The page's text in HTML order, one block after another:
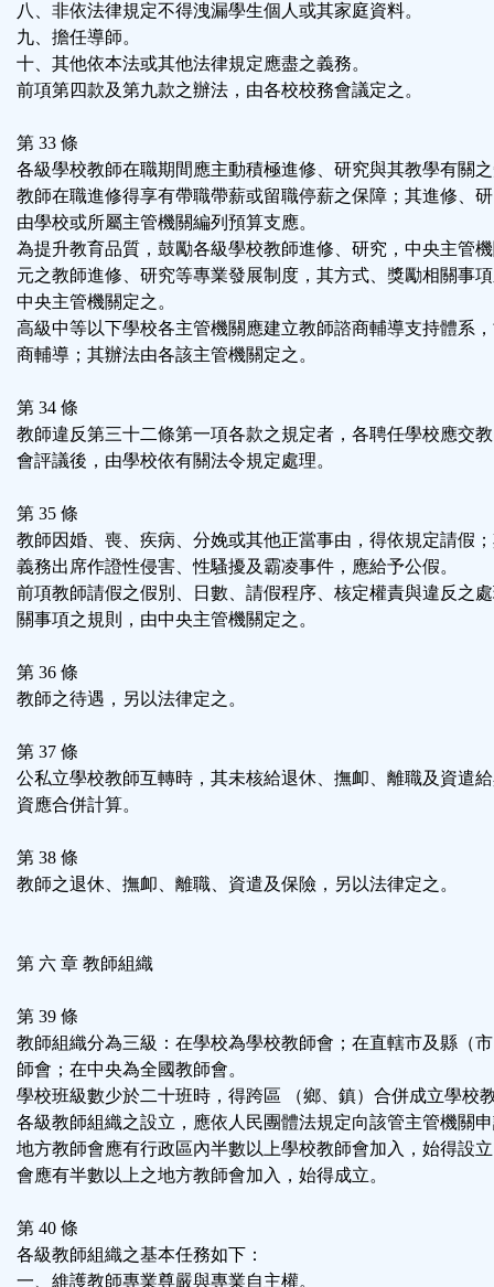
八、非依法律規定不得洩漏學生個人或其家庭資料。
九、擔任導師。
十、其他依本法或其他法律規定應盡之義務。
前項第四款及第九款之辦法，由各校校務會議定之。
第 33 條
各級學校教師在職期間應主動積極進修、研究與其教學有關
教師在職進修得享有帶職帶薪或留職停薪之保障；其進修、
由學校或所屬主管機關編列預算支應。
為提升教育品質，鼓勵各級學校教師進修、研究，中央主管
元之教師進修、研究等專業發展制度，其方式、獎勵相關事
中央主管機關定之。
高級中等以下學校各主管機關應建立教師諮商輔導支持體系
商輔導；其辦法由各該主管機關定之。
第 34 條
教師違反第三十二條第一項各款之規定者，各聘任學校應交
會評議後，由學校依有關法令規定處理。
第 35 條
教師因婚、喪、疾病、分娩或其他正當事由，得依規定請假
義務出席作證性侵害、性騷擾及霸凌事件，應給予公假。
前項教師請假之假別、日數、請假程序、核定權責與違反之
關事項之規則，由中央主管機關定之。
第 36 條
教師之待遇，另以法律定之。
第 37 條
公私立學校教師互轉時，其未核給退休、撫卹、離職及資遣
資應合併計算。
第 38 條
教師之退休、撫卹、離職、資遣及保險，另以法律定之。
第 六 章 教師組織
第 39 條
教師組織分為三級：在學校為學校教師會；在直轄市及縣（
師會；在中央為全國教師會。
學校班級數少於二十班時，得跨區 （鄉、鎮）合併成立學校
各級教師組織之設立，應依人民團體法規定向該管主管機關
地方教師會應有行政區內半數以上學校教師會加入，始得設
會應有半數以上之地方教師會加入，始得成立。
第 40 條
各級教師組織之基本任務如下：
一、維護教師專業尊嚴與專業自主權。